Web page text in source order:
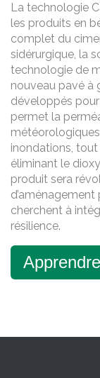
La technologie
les produits en
complet du
sidérurgique, la
technologie de
nouveau pavé à
développés
permet la
inondations,
éliminant le
produit sera
cherchent à
résilience.